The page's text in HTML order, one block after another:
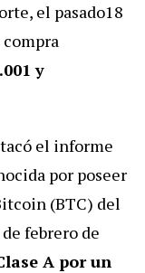
el pasado18
y
el informe
por poseer
(BTC) del
febrero de
A por un